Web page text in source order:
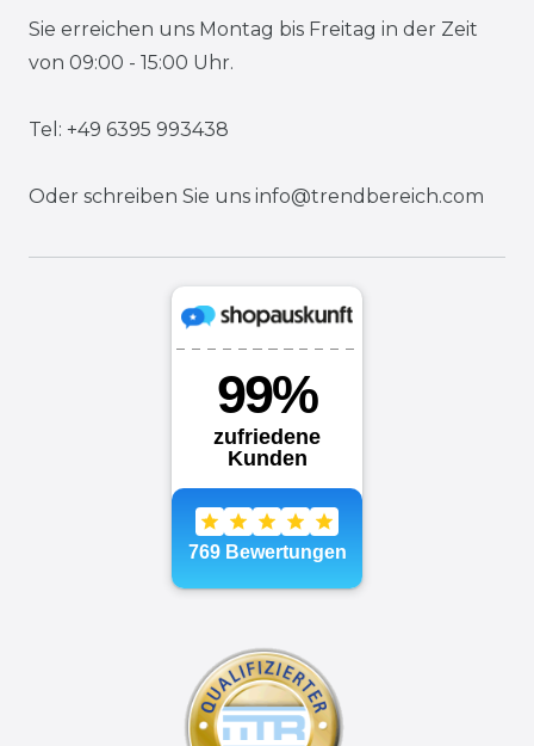
Sie erreichen uns Montag bis Freitag in der Zeit
von 09:00 - 15:00 Uhr.
Tel: +49 6395 993438
Oder schreiben Sie uns info@trendbereich.com